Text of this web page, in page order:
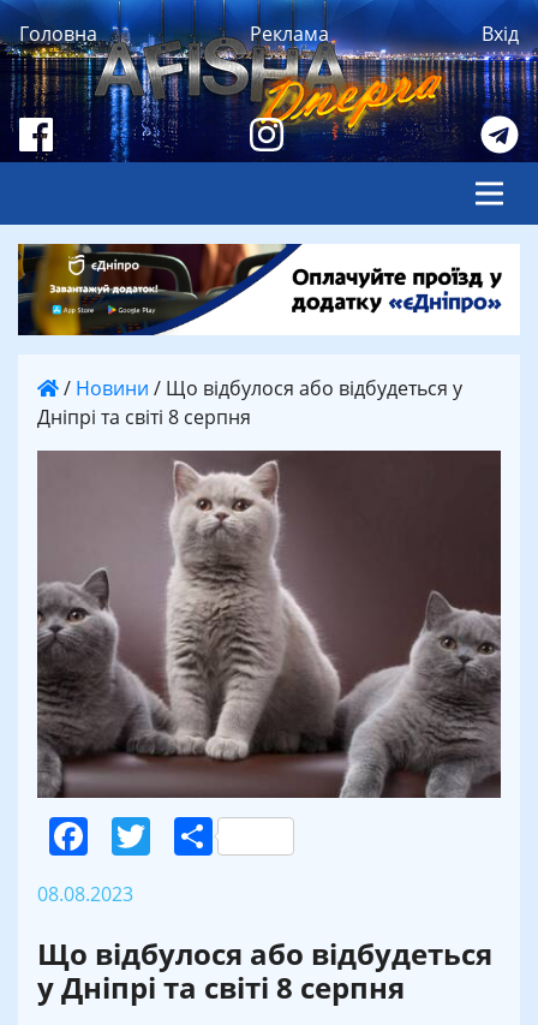
Головна Реклама Вхід
/ Новини / Що відбулося або відбудеться у
Дніпрі та світі 8 серпня
Facebook
Twitter
Поділитися
08.08.2023
Що відбулося або відбудеться
у Дніпрі та світі 8 серпня